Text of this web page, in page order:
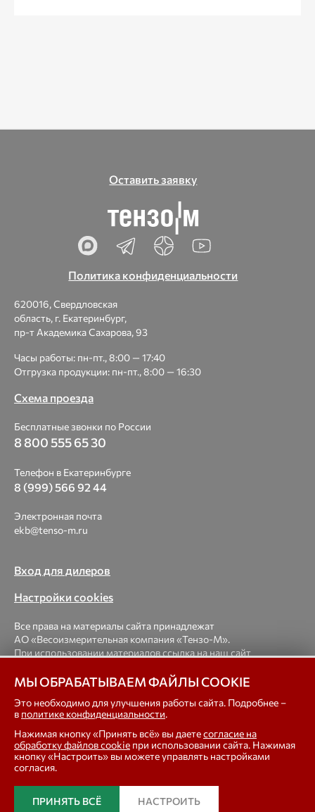
Оставить заявку
Политика конфиденциальности
620016, Свердловская
область, г. Екатеринбург,
пр-т Академика Сахарова, 93
Часы работы: пн-пт., 8:00 — 17:40
Отгрузка продукции: пн-пт., 8:00 — 16:30
Схема проезда
Бесплатные звонки по России
8 800 555 65 30
Телефон в Екатеринбурге
8 (999) 566 92 44
Электронная почта
ekb@tenso-m.ru
Вход для дилеров
Настройки cookies
Все права на материалы сайта принадлежат
АО «Весоизмерительная компания «Тензо-М».
При использовании материалов ссылка на наш сайт
© 1998-2026 Весоизмерительная компания «Тензо-М» —
платформенные, крановые, вагонные, бункерные,
автомобильные весы, весовые дозаторы для фасовки,
тензодатчики
МЫ ОБРАБАТЫВАЕМ ФАЙЛЫ COOKIE
Это необходимо для улучшения работы сайта. Подробнее –
в политике конфиденциальности.
Нажимая кнопку «Принять всё» вы даетесогласие на
обработку файлов cookie при использовании сайта. Нажимая
кнопку «Настроить» вы можете управлять настройками
согласия.
ПРИНЯТЬ ВСЁ НАСТРОИТЬ